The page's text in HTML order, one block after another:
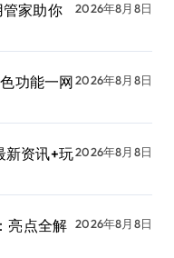
家助你
2026年8月8日
功能一网2026年8月8日
新资讯+玩2026年8月8日
亮点全解 2026年8月8日